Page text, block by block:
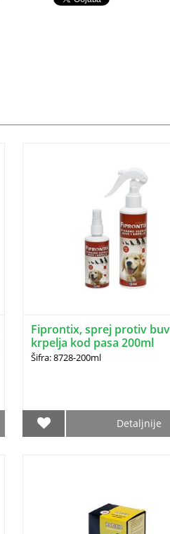
Fiprontix, sprej protiv
krpelja kod pasa 200ml
Šifra: 8728-200ml
Detaljnije